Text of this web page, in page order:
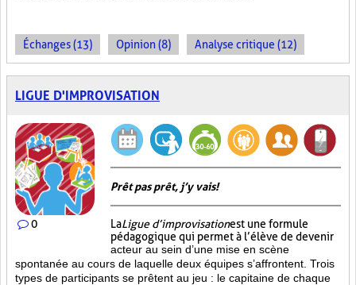
Échanges (13) Opinion (8) Analyse critique (12)
LIGUE D'IMPROVISATION
0
Prêt pas prêt, j’y vais!
LaLigue d’improvisationest une formule
pédagogique qui permet à l’élève de devenir
acteur au sein d’une mise en scène
spontanée au cours de laquelle deux équipes s’affrontent. Trois
types de participants se prêtent au jeu : le capitaine de chaque